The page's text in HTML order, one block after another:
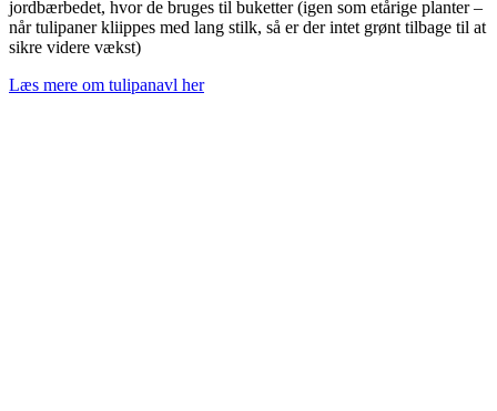
jordbærbedet, hvor de bruges til buketter (igen som etårige planter –
når tulipaner kliippes med lang stilk, så er der intet grønt tilbage til at
sikre videre vækst)
Læs mere om tulipanavl her